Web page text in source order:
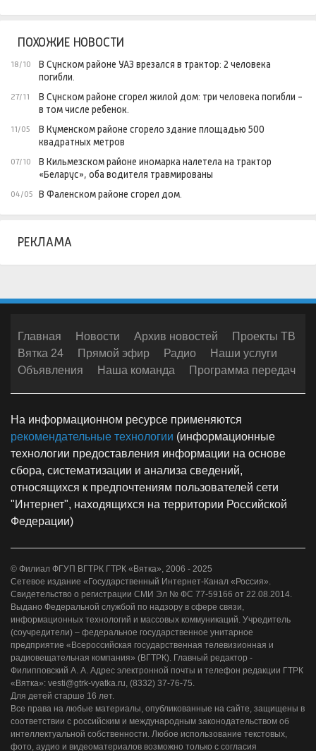
ПОХОЖИЕ НОВОСТИ
18/10
В Сунском районе УАЗ врезался в трактор: 2 человека
погибли.
27/11
В Сунском районе сгорел жилой дом: три человека погибли -
в том числе ребенок.
11/05
В Куменском районе сгорело здание площадью 500
квадратных метров
07/10
В Кильмезском районе иномарка налетела на трактор
«Беларус», оба водителя травмированы
04/05 В Фаленском районе сгорел дом.
РЕКЛАМА
Главная Новости Архив новостей
Проекты ТВ
Вятка 24
Прямой эфир Радио
Наши услуги
Объявления
Наша команда Программа передач
На информационном ресурсе применяются
рекомендательные технологии (информационные
технологии предоставления информации на основе
сбора, систематизации и анализа сведений,
относящихся к предпочтениям пользователей сети
"Интернет", находящихся на территории Российской
Федерации)
© Филиал ФГУП ВГТРК ГТРК «Вятка», 2006 - 2025
Сетевое издание «Государственный Интернет-Канал «Россия».
Свидетельство о регистрации СМИ Эл № ФС 77-59166 от 22.08.2014.
Выдано Федеральной службой по надзору в сфере связи,
информационных технологий и массовых коммуникаций. Учредитель
(соучредители) – федеральное государственное унитарное
предприятие «Всероссийская государственная телевизионная и
радиовещательная компания» (ВГТРК). Главный редактор -
Филипповский А. А. Адрес электронной почты и телефон редакции ГТРК
«Вятка»: vesti@gtrk-vyatka.ru, (8332) 37-76-75.
Для детей старше 16 лет.
Все права на любые материалы, опубликованные на сайте, защищены в
соответствии с российским и международным законодательством об
интеллектуальной собственности. Любое использование текстовых,
фото, аудио и видеоматериалов возможно только с согласия